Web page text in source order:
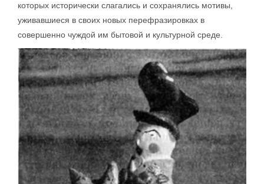
которых исторически слагались и сохранялись мотивы,
уживавшиеся в своих новых перефразировках в
совершенно чуждой им бытовой и культурной среде.